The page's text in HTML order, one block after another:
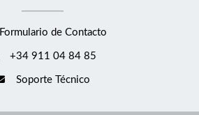
Formulario de Contacto
+34 911 04 84 85
Soporte Técnico